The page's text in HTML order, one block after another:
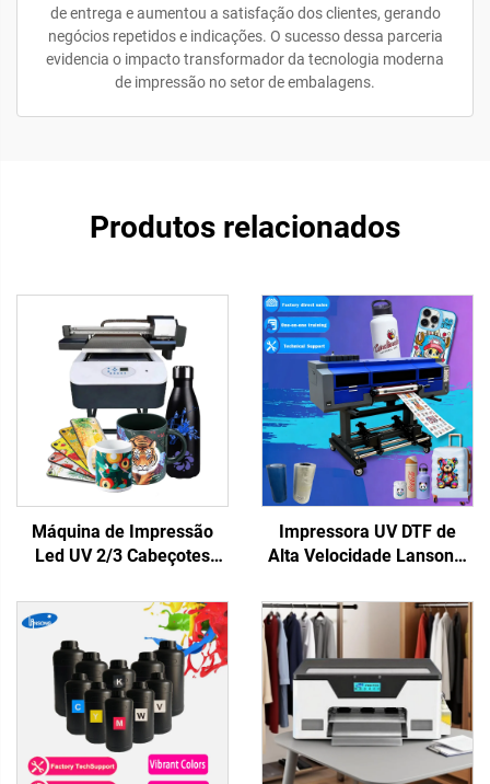
de entrega e aumentou a satisfação dos clientes, gerando
negócios repetidos e indicações. O sucesso dessa parceria
evidencia o impacto transformador da tecnologia moderna
de impressão no setor de embalagens.
Produtos relacionados
Máquina de Impressão
Led UV 2/3 Cabeçotes
Impressora de Plataforma
Plana UV para Materiais
Rígidos Capa de Telefone
Acrílico Metal Impressão
Impressora UV DTF de
Alta Velocidade Lansong,
Cabeças, Laminadora
Multifuncional, Rolo a
Rolo, 60 cm de Impressão,
para Logotipos e Adesivos